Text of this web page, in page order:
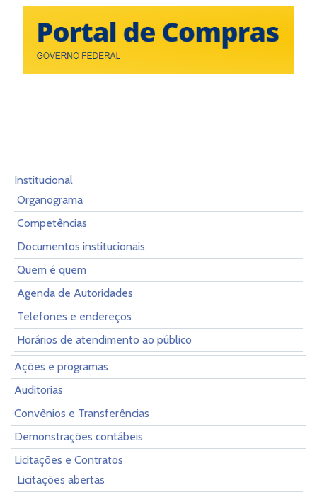
Institucional
Organograma
Competências
Documentos institucionais
Quem é quem
Agenda de Autoridades
Telefones e endereços
Horários de atendimento ao público
Ações e programas
Auditorias
Convênios e Transferências
Demonstrações contábeis
Licitações e Contratos
Licitações abertas